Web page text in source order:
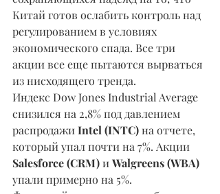
Китай готов ослабить контроль над
регулированием в условиях
экономического спада. Все три
акции все еще пытаются вырваться
из нисходящего тренда.
Индекс Dow Jones Industrial Average
снизился на 2,8% под давлением
распродажи Intel (INTC) на отчете,
который упал почти на 7%. Акции
Salesforce (CRM) и Walgreens (WBA)
упали примерно на 5%.